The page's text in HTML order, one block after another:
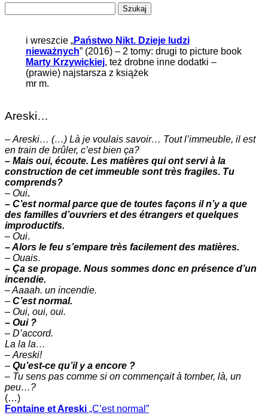
i wreszcie „Państwo Nikt. Dzieje ludzi
nieważnych” (2016) – 2 tomy: drugi to picture book
Marty Krzywickiej, też drobne inne dodatki –
(prawie) najstarsza z książek
mr m.
Areski…
– Areski… (…) Là je voulais savoir… Tout l’immeuble, il est
en train de brûler, c’est bien ça?
– Mais oui, écoute. Les matières qui ont servi à la
construction de cet immeuble sont très fragiles. Tu
comprends?
– Oui.
– C’est normal parce que de toutes façons il n’y a que
des familles d’ouvriers et des étrangers et quelques
improductifs.
– Oui.
– Alors le feu s’empare très facilement des matières.
– Ouais.
– Ça se propage. Nous sommes donc en présence d’un
incendie.
– Aaaah. un incendie.
– C’est normal.
– Oui, oui, oui.
– Oui ?
– D’accord.
La la la…
– Areski!
– Qu’est-ce qu’il y a encore ?
– Tu sens pas comme si on commençait à tomber, là, un
peu…?
(…)
Fontaine et Areski „C’est normal”